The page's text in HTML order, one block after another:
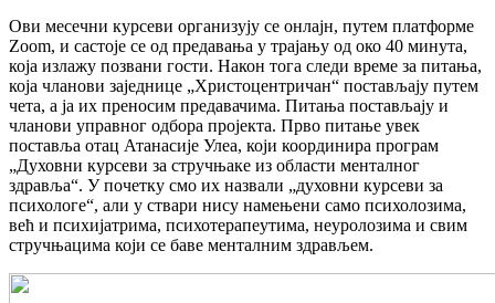
Ови месечни курсеви организују се онлајн, путем платформе
Zoom, и састоје се од предавања у трајању од око 40 минута,
која излажу позвани гости. Након тога следи време за питања,
која чланови заједнице „Христоцентричан“ постављају путем
чета, а ја их преносим предавачима. Питања постављају и
чланови управног одбора пројекта. Прво питање увек
поставља отац Атанасије Улеа, који координира програм
„Духовни курсеви за стручњаке из области менталног
здравља“. У почетку смо их назвали „духовни курсеви за
психологе“, али у ствари нису намењени само психолозима,
већ и психијатрима, психотерапеутима, неуролозима и свим
стручњацима који се баве менталним здрављем.